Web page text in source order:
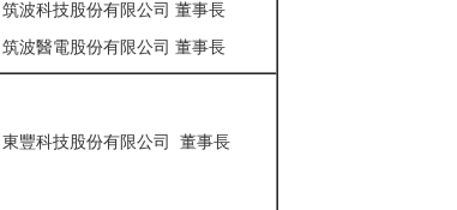
筑波科技股份有限公司 董事長
筑波醫電股份有限公司 董事長
東豐科技股份有限公司 董事長